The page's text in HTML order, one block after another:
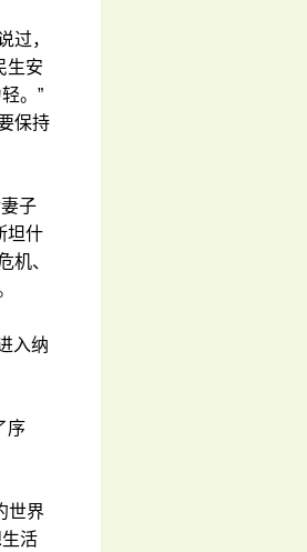
过，
生安
。”
保持
子
坦什
机、
入纳
序
世界
活